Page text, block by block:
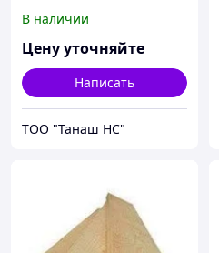
В наличии
Цену уточняйте
Написать
ТОО "Танаш НС"